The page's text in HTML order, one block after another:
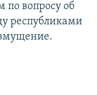
по вопросу об
республиками